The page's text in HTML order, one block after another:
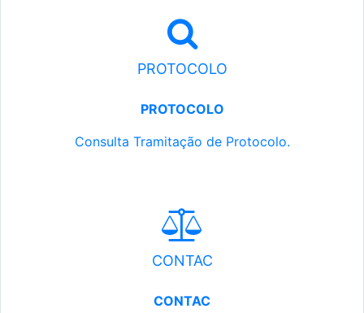
PROTOCOLO
PROTOCOLO
Consulta Tramitação de Protocolo.
CONTAC
CONTAC